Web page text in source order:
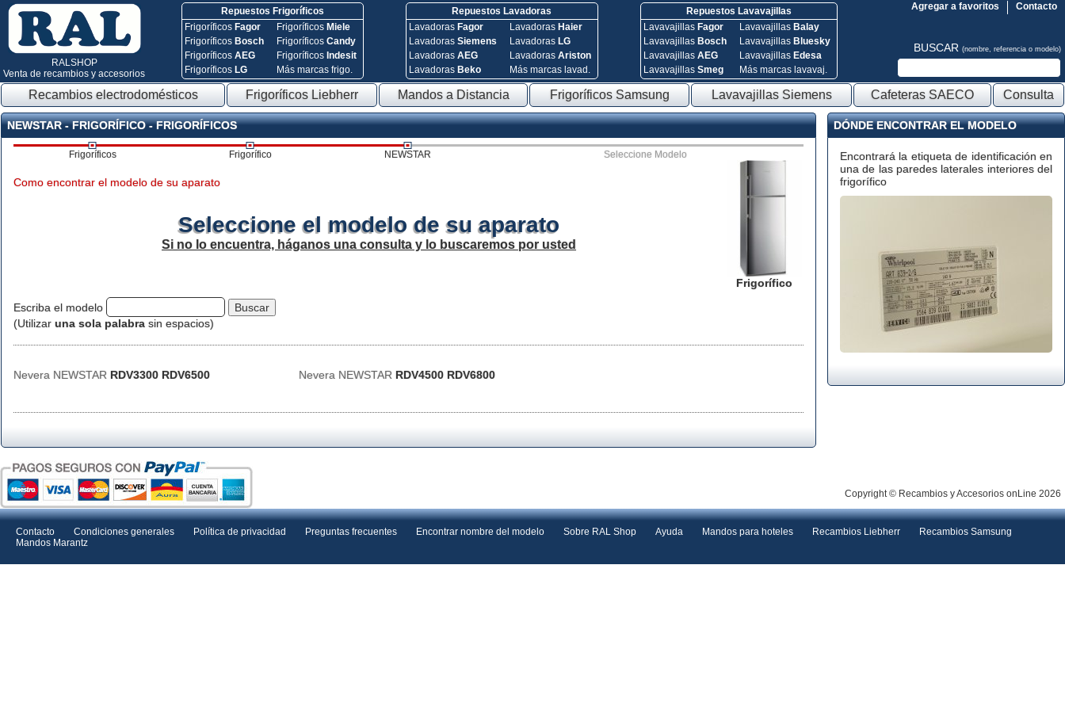
RALSHOP
Venta de recambios y accesorios
Repuestos Frigoríficos
Frigoríficos Fagor
Frigoríficos Bosch
FrigoríficosAEG
Frigoríficos LG
Frigoríficos Miele
FrigoríficosCandy
Frigoríficos Indesit
Más marcas frigo.
Repuestos Lavadoras
Lavadoras Fagor
Lavadoras Siemens
Lavadoras AEG
Lavadoras Beko
Lavadoras Haier
Lavadoras LG
Lavadoras Ariston
Más marcas lavad.
Repuestos Lavavajillas
Lavavajillas Fagor
Lavavajillas Bosch
Lavavajillas AEG
Lavavajillas Smeg
Lavavajillas Balay
Lavavajillas Bluesky
Lavavajillas Edesa
Más marcas lavavaj.
Contacto
Agregar a favoritos
BUSCAR (nombre, referencia o modelo)
Recambios electrodomésticos Frigoríficos Liebherr Mandos a Distancia Frigoríficos Samsung Lavavajillas Siemens Cafeteras SAECO Consulta
NEWSTAR - FRIGORÍFICO - FRIGORÍFICOS
Frigoríficos Frigorífico NEWSTAR Seleccione Modelo
Frigorífico
Como encontrar el modelo de su aparato
Seleccione el modelo de su aparato
Si no lo encuentra, háganos una consulta y lo buscaremos por usted
Escriba el modelo
(Utilizar una sola palabra sin espacios)
Nevera NEWSTAR RDV3300 RDV6500 Nevera NEWSTAR RDV4500 RDV6800
DÓNDE ENCONTRAR EL MODELO
Encontrará la etiqueta de identificación en
una de las paredes laterales interiores del
frigorífico
Copyright © Recambios y Accesorios onLine 2026
Contacto Condiciones generales Política de privacidad Preguntas frecuentes Encontrar nombre del modelo Sobre RAL Shop Ayuda Mandos para hoteles Recambios Liebherr
Recambios Samsung
Mandos Marantz